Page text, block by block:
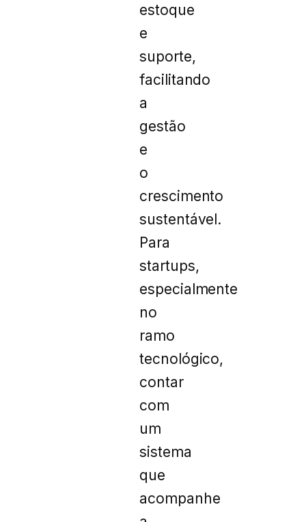
estoque
e
suporte,
facilitando
a
gestão
e
o
crescimento
sustentável.
Para
startups,
especialmente
no
ramo
tecnológico,
contar
com
um
sistema
que
acompanhe